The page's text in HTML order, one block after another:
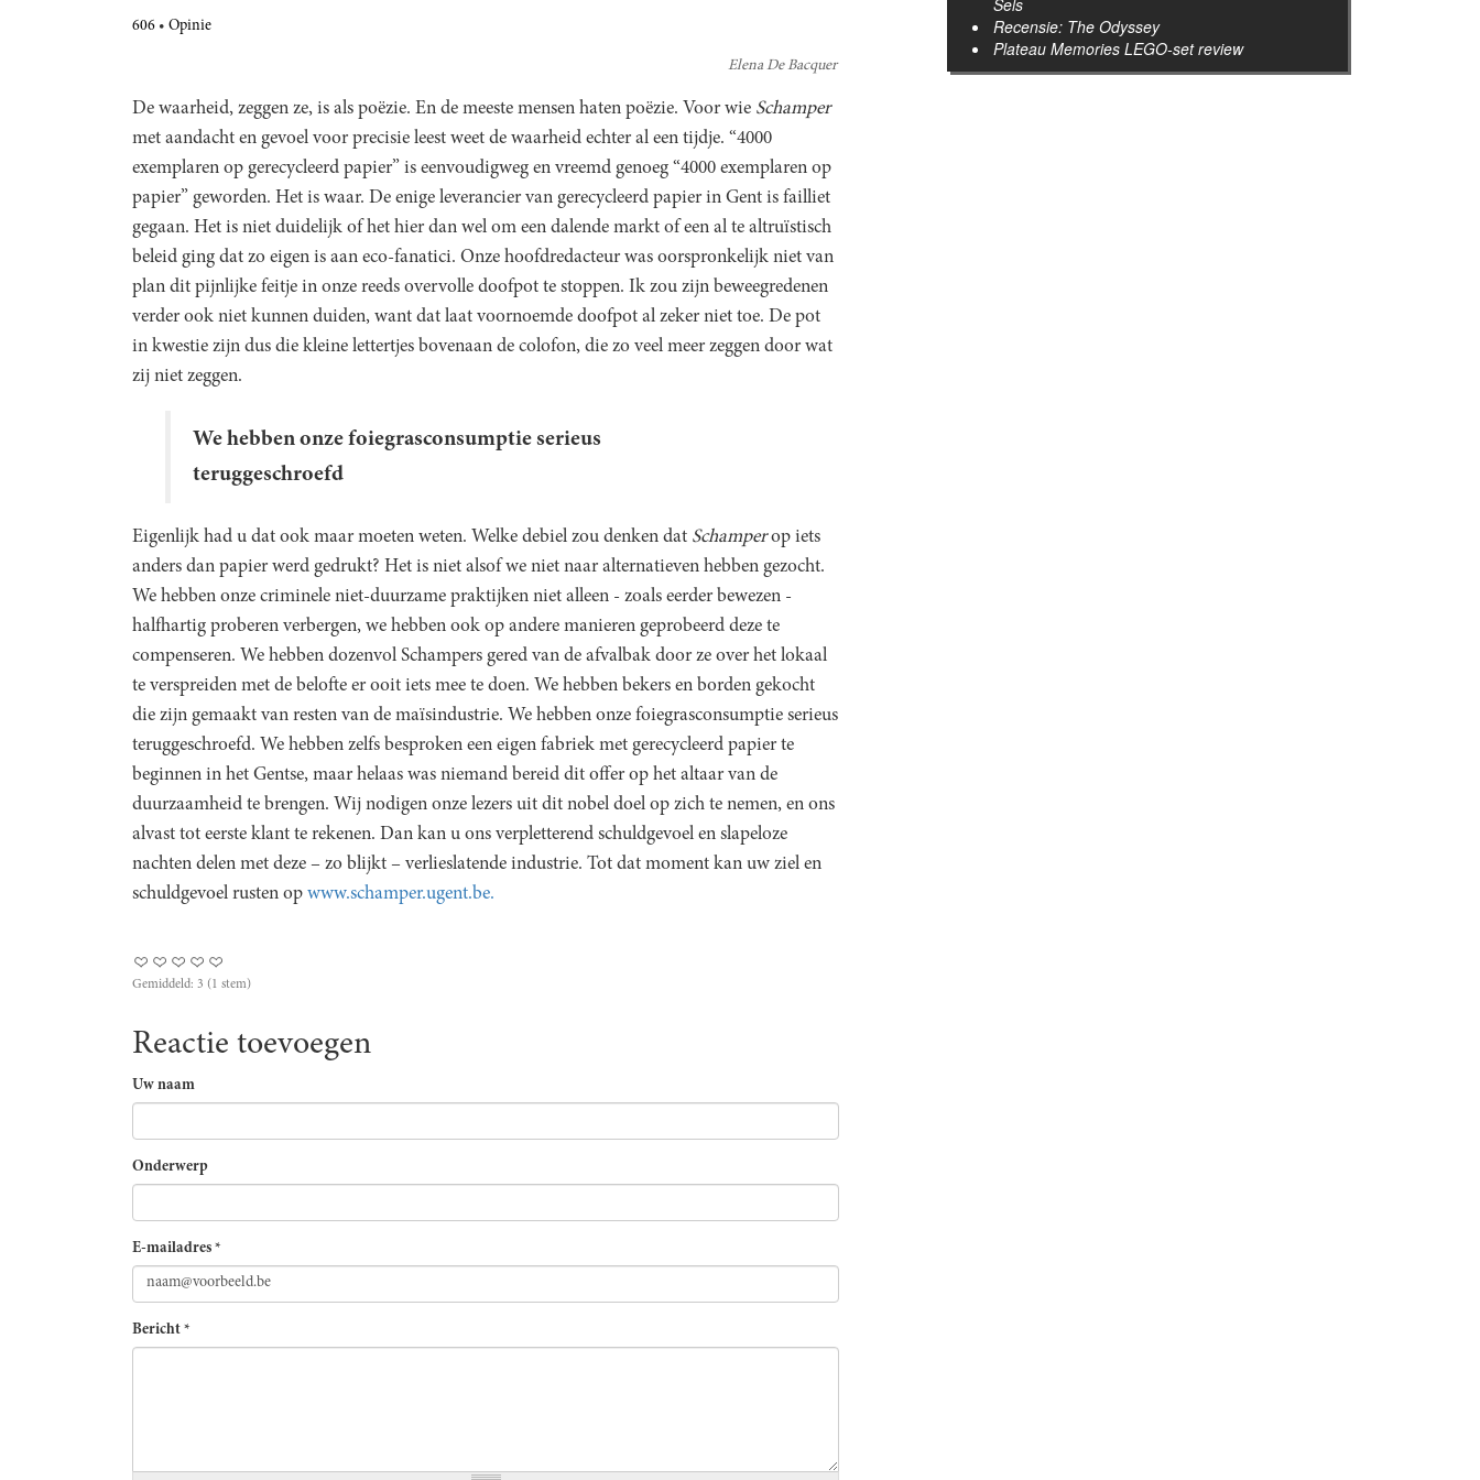
606 Opinie
Elena De Bacquer
De waarheid, zeggen ze, is als poëzie. En de meeste mensen haten poëzie. Voor wie Schamper
met aandacht en gevoel voor precisie leest weet de waarheid echter al een tijdje. “4000
exemplaren op gerecycleerd papier” is eenvoudigweg en vreemd genoeg “4000 exemplaren op
papier” geworden. Het is waar. De enige leverancier van gerecycleerd papier in Gent is failliet
gegaan. Het is niet duidelijk of het hier dan wel om een dalende markt of een al te altruïstisch
beleid ging dat zo eigen is aan eco-fanatici. Onze hoofdredacteur was oorspronkelijk niet van
plan dit pijnlijke feitje in onze reeds overvolle doofpot te stoppen. Ik zou zijn beweegredenen
verder ook niet kunnen duiden, want dat laat voornoemde doofpot al zeker niet toe. De pot
in kwestie zijn dus die kleine lettertjes bovenaan de colofon, die zo veel meer zeggen door wat
zij niet zeggen.
We hebben onze foiegrasconsumptie serieus
teruggeschroefd
Eigenlijk had u dat ook maar moeten weten. Welke debiel zou denken dat Schamperop iets
anders dan papier werd gedrukt? Het is niet alsof we niet naar alternatieven hebben gezocht.
We hebben onze criminele niet-duurzame praktijken niet alleen - zoals eerder bewezen -
halfhartig proberen verbergen, we hebben ook op andere manieren geprobeerd deze te
compenseren. We hebben dozenvol Schampers gered van de afvalbak door ze over het lokaal
te verspreiden met de belofte er ooit iets mee te doen. We hebben bekers en borden gekocht
die zijn gemaakt van resten van de maïsindustrie. We hebben onze foiegrasconsumptie serieus
teruggeschroefd. We hebben zelfs besproken een eigen fabriek met gerecycleerd papier te
beginnen in het Gentse, maar helaas was niemand bereid dit offer op het altaar van de
duurzaamheid te brengen. Wij nodigen onze lezers uit dit nobel doel op zich te nemen, en ons
alvast tot eerste klant te rekenen. Dan kan u ons verpletterend schuldgevoel en slapeloze
nachten delen met deze – zo blijkt – verlieslatende industrie. Tot dat moment kan uw ziel en
schuldgevoel rusten op www.schamper.ugent.be.
Gemiddeld: 3 (1 stem)
Reactie toevoegen
Uw naam
Onderwerp
E-mailadres *
Bericht *
Recensie: The Odyssey
Plateau Memories LEGO-set review